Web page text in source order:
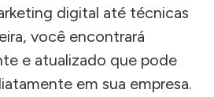
digital até técnicas
você encontrará
e atualizado que pode
em sua empresa.